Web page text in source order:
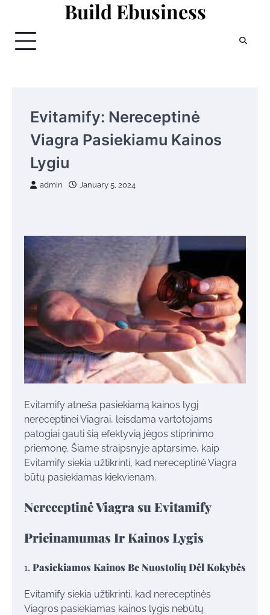
content
Build Ebusiness
Evitamify: Nereceptinė
Viagra Pasiekiamu Kainos
Lygiu
admin January 5, 2024
Evitamify atneša pasiekiamą kainos lygį
nereceptinei Viagrai, leisdama vartotojams
patogiai gauti šią efektyvią jėgos stiprinimo
priemonę. Šiame straipsnyje aptarsime, kaip
Evitamify siekia užtikrinti, kad nereceptinė Viagra
būtų pasiekiamas kiekvienam.
Nereceptinė Viagra su Evitamify
Prieinamumas Ir Kainos Lygis
1. Pasiekiamos Kainos Be Nuostolių Dėl Kokybės
Evitamify siekia užtikrinti, kad nereceptinės
Viagros pasiekiamas kainos lygis nebūtų